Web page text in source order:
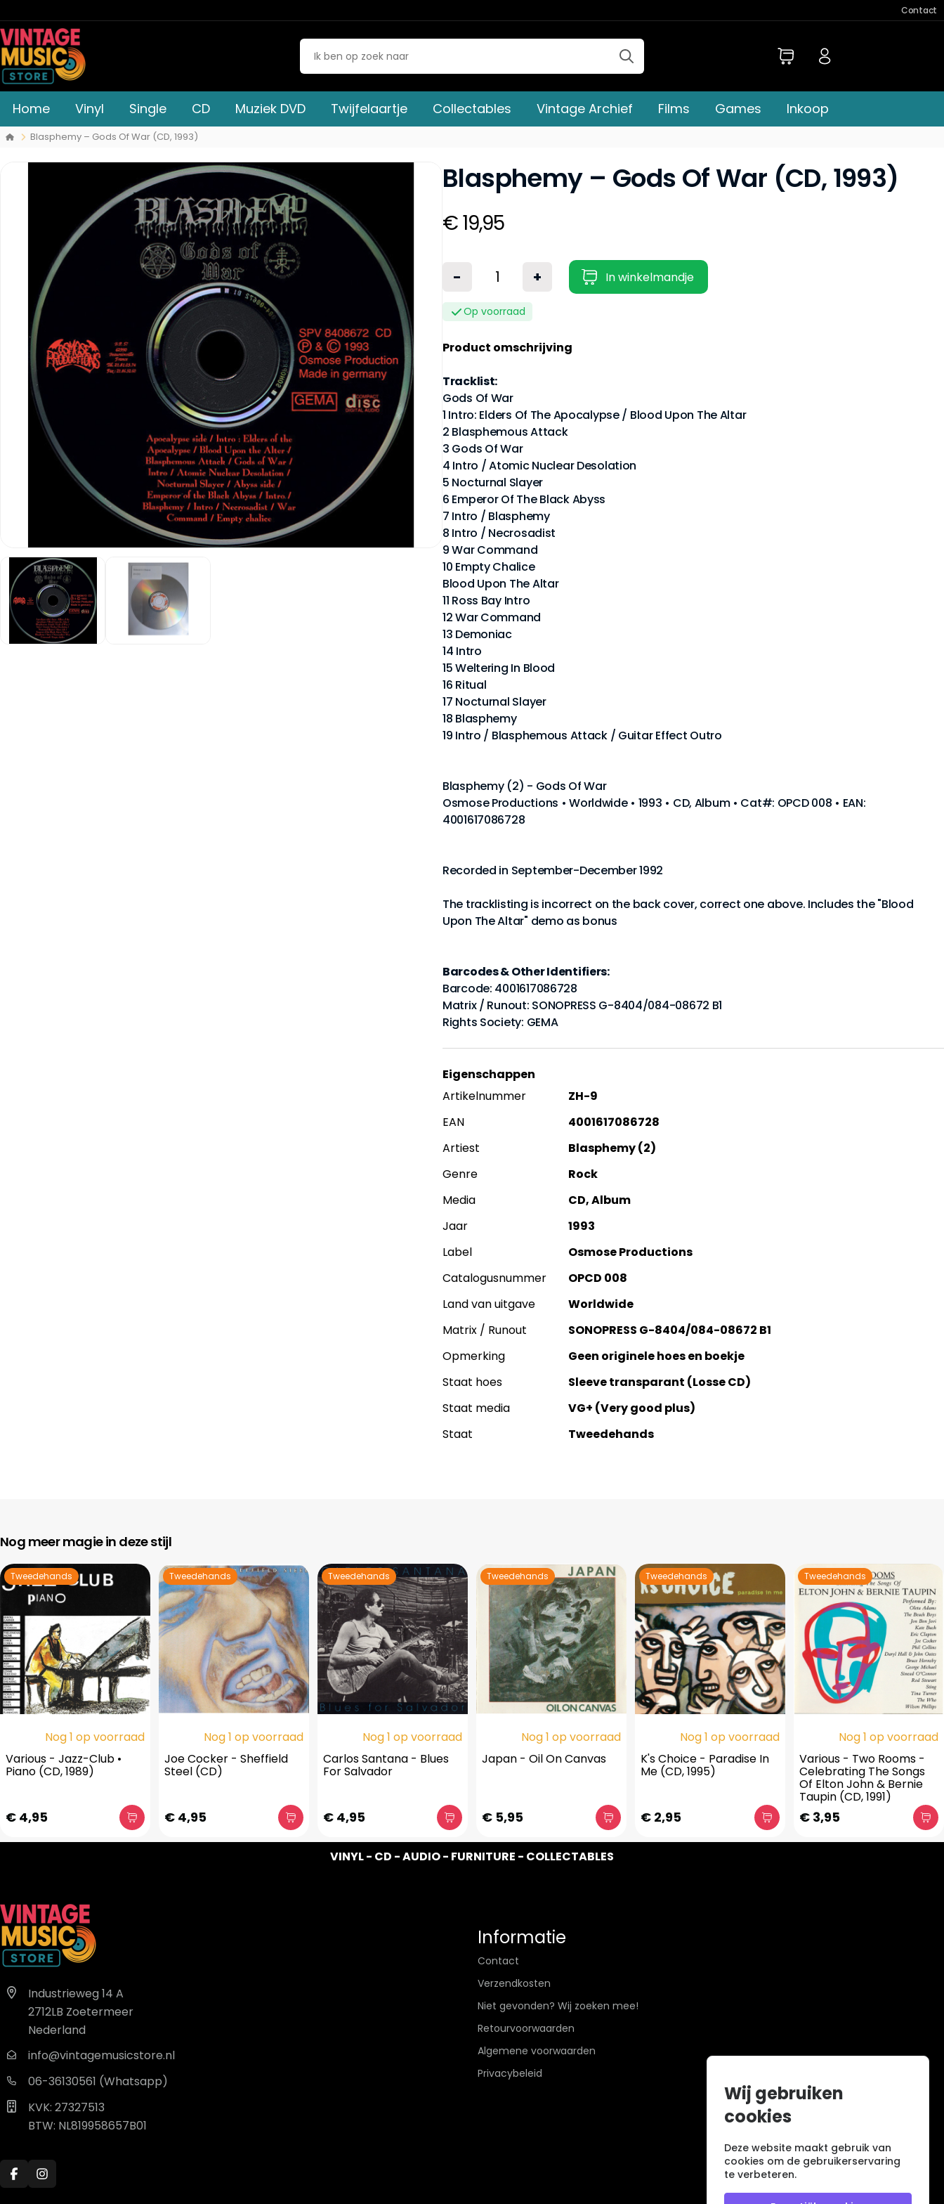
Contact
Home Vinyl Single CD Muziek DVD Twijfelaartje Collectables Vintage Archief Films Games Inkoop
Blasphemy – Gods Of War (CD, 1993)
Blasphemy – Gods Of War (CD, 1993)
€ 19,95
- + In winkelmandje
Op voorraad
Product omschrijving
Tracklist:
Gods Of War
1 Intro: Elders Of The Apocalypse / Blood Upon The Altar
2 Blasphemous Attack
3 Gods Of War
4 Intro / Atomic Nuclear Desolation
5 Nocturnal Slayer
6 Emperor Of The Black Abyss
7 Intro / Blasphemy
8 Intro / Necrosadist
9 War Command
10 Empty Chalice
Blood Upon The Altar
11 Ross Bay Intro
12 War Command
13 Demoniac
14 Intro
15 Weltering In Blood
16 Ritual
17 Nocturnal Slayer
18 Blasphemy
19 Intro / Blasphemous Attack / Guitar Effect Outro
Blasphemy (2) - Gods Of War
Osmose Productions • Worldwide • 1993 • CD, Album • Cat#: OPCD 008 • EAN:
4001617086728
Recorded in September-December 1992
The tracklisting is incorrect on the back cover, correct one above. Includes the "Blood
Upon The Altar" demo as bonus
Barcodes & Other Identifiers:
Barcode: 4001617086728
Matrix / Runout: SONOPRESS G-8404/084-08672 B1
Rights Society: GEMA
Eigenschappen
Artikelnummer
ZH-9
EAN
4001617086728
Artiest
Blasphemy (2)
Genre
Rock
Media
CD, Album
Jaar
1993
Label
Osmose Productions
Catalogusnummer
OPCD 008
Land van uitgave
Worldwide
Matrix / Runout
SONOPRESS G-8404/084-08672 B1
Opmerking
Geen originele hoes en boekje
Staat hoes
Sleeve transparant (Losse CD)
Staat media
VG+ (Very good plus)
Staat
Tweedehands
Nog meer magie in deze stijl
Tweedehands
Nog 1 op voorraad
Various - Jazz-Club •
Piano (CD, 1989)
€ 4,95
Tweedehands
Nog 1 op voorraad
Joe Cocker - Sheffield
Steel (CD)
€ 4,95
Tweedehands
Nog 1 op voorraad
Carlos Santana - Blues
For Salvador
€ 4,95
Tweedehands
Nog 1 op voorraad
Japan - Oil On Canvas
€ 5,95
Tweedehands
Nog 1 op voorraad
K's Choice - Paradise In
Me (CD, 1995)
€ 2,95
Tweedehands
Nog 1 op voorraad
Various - Two Rooms -
Celebrating The Songs
Of Elton John & Bernie
Taupin (CD, 1991)
€ 3,95
VINYL - CD - AUDIO - FURNITURE - COLLECTABLES
Industrieweg 14 A
2712LB Zoetermeer
Nederland
info@vintagemusicstore.nl
06-36130561 (Whatsapp)
KVK: 27327513
BTW: NL819958657B01
Informatie
Contact
Verzendkosten
Niet gevonden? Wij zoeken mee!
Retourvoorwaarden
Algemene voorwaarden
Privacybeleid
Wij gebruiken
cookies
Deze website maakt gebruik van
cookies om de gebruikerservaring
te verbeteren.